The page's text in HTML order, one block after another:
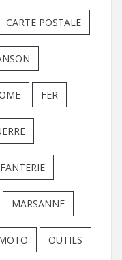
CARTE POSTALE
FER
MARSANNE
OUTILS